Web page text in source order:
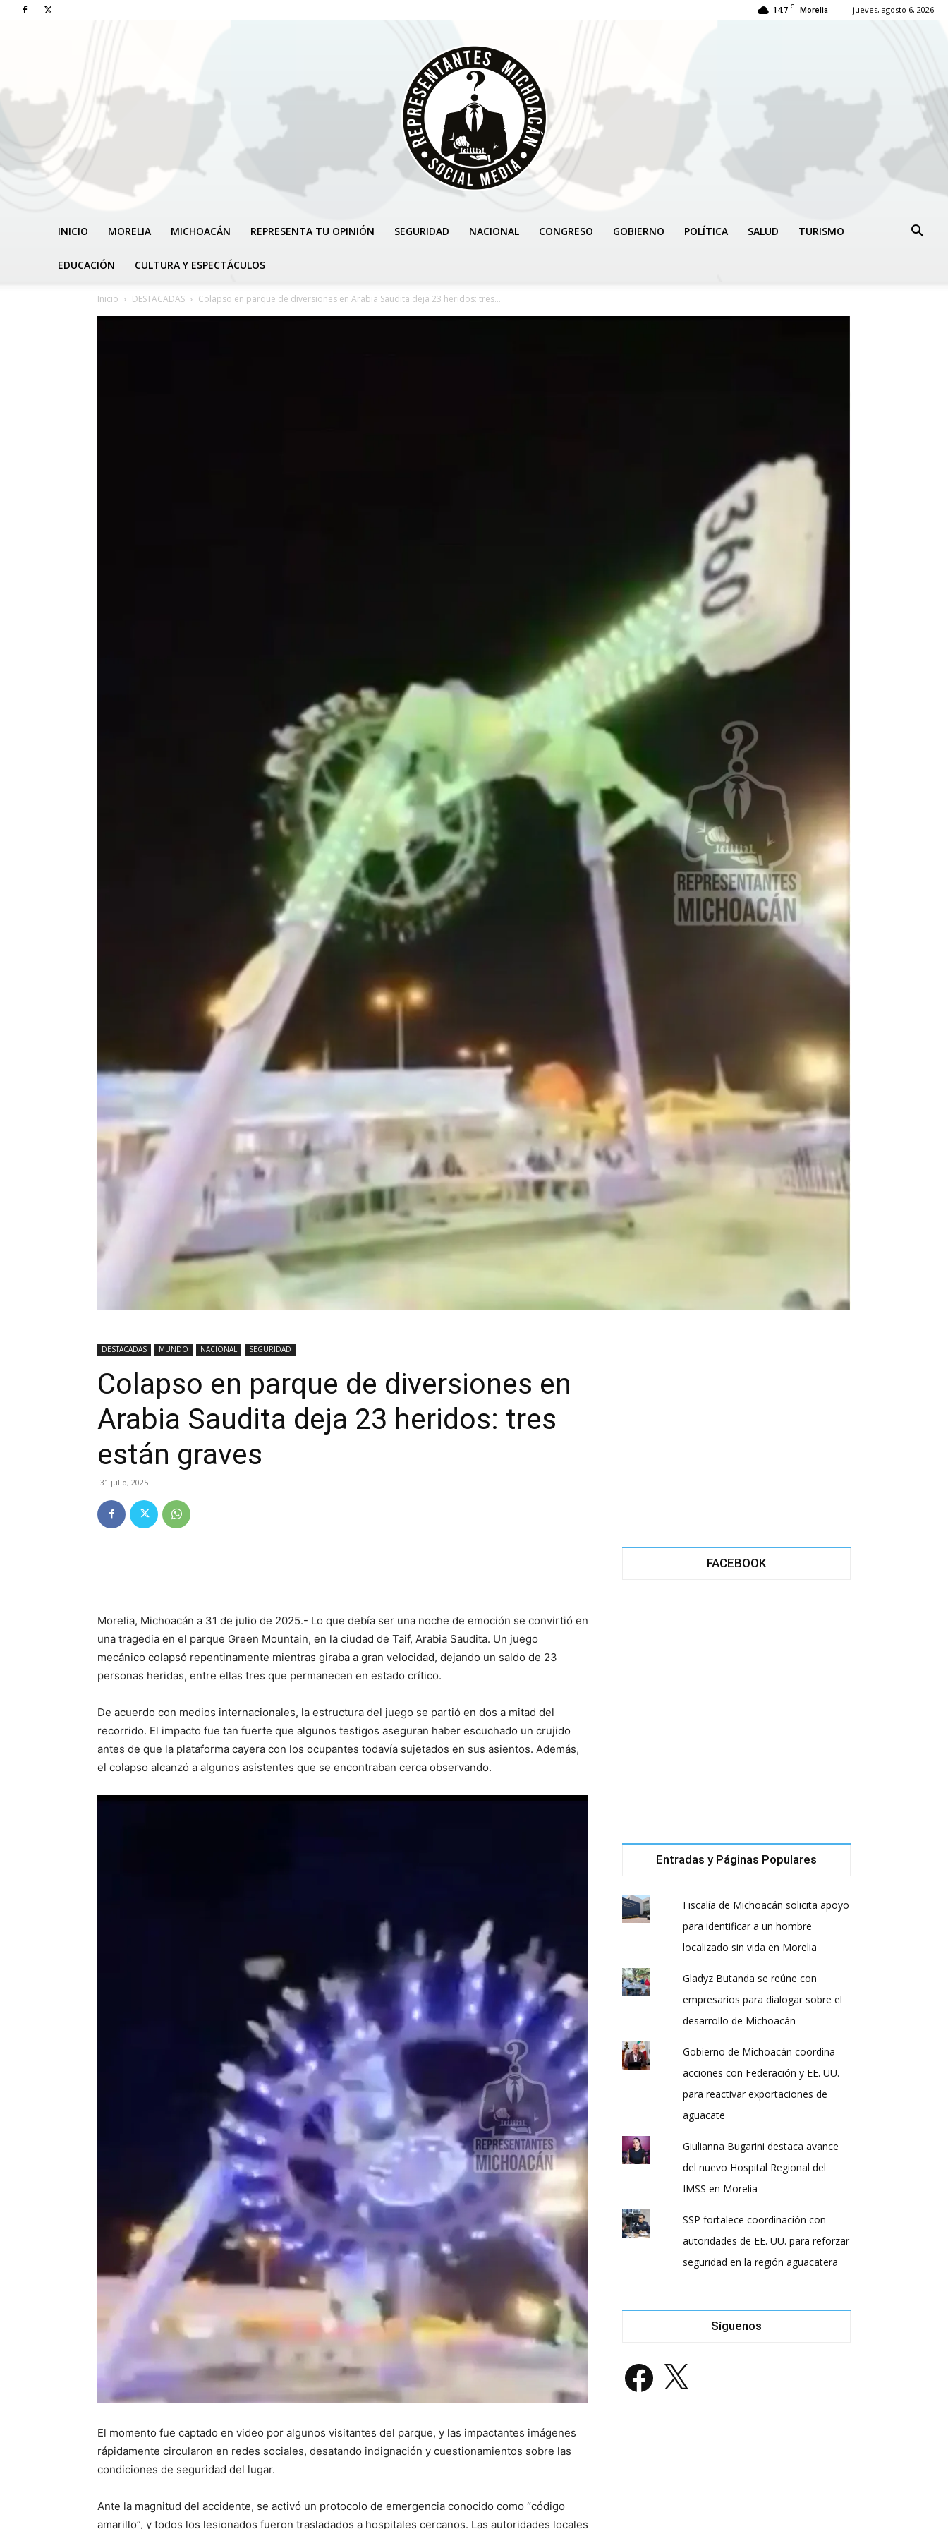
14.7 C Morelia jueves, agosto 6, 2026
INICIO MORELIA MICHOACÁN REPRESENTA TU OPINIÓN SEGURIDAD NACIONAL CONGRESO GOBIERNO POLÍTICA SALUD TURISMO
EDUCACIÓN CULTURA Y ESPECTÁCULOS
Inicio DESTACADAS Colapso en parque de diversiones en Arabia Saudita deja 23 heridos: tres...
DESTACADAS MUNDO NACIONAL SEGURIDAD
Colapso en parque de diversiones en
Arabia Saudita deja 23 heridos: tres
están graves
31 julio, 2025
Morelia, Michoacán a 31 de julio de 2025.- Lo que debía ser una noche de emoción se convirtió en
una tragedia en el parque Green Mountain, en la ciudad de Taif, Arabia Saudita. Un juego
mecánico colapsó repentinamente mientras giraba a gran velocidad, dejando un saldo de 23
personas heridas, entre ellas tres que permanecen en estado crítico.
De acuerdo con medios internacionales, la estructura del juego se partió en dos a mitad del
recorrido. El impacto fue tan fuerte que algunos testigos aseguran haber escuchado un crujido
antes de que la plataforma cayera con los ocupantes todavía sujetados en sus asientos. Además,
el colapso alcanzó a algunos asistentes que se encontraban cerca observando.
El momento fue captado en video por algunos visitantes del parque, y las impactantes imágenes
rápidamente circularon en redes sociales, desatando indignación y cuestionamientos sobre las
condiciones de seguridad del lugar.
Ante la magnitud del accidente, se activó un protocolo de emergencia conocido como “código
amarillo”, y todos los lesionados fueron trasladados a hospitales cercanos. Las autoridades locales
FACEBOOK
Entradas y Páginas Populares
Fiscalía de Michoacán solicita apoyo
para identificar a un hombre
localizado sin vida en Morelia
Gladyz Butanda se reúne con
empresarios para dialogar sobre el
desarrollo de Michoacán
Gobierno de Michoacán coordina
acciones con Federación y EE. UU.
para reactivar exportaciones de
aguacate
Giulianna Bugarini destaca avance
del nuevo Hospital Regional del
IMSS en Morelia
SSP fortalece coordinación con
autoridades de EE. UU. para reforzar
seguridad en la región aguacatera
Síguenos
Facebook